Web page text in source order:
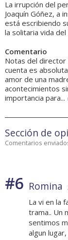
La irrupción del
Joaquín Góñez, a
está escribiendo
la solitaria vida
Comentario
Notas del director
cuenta es
amor de una
acontecimientos
importancia para...
Sección de
Comentarios
#6 Romina
La vi en la
trama.. Un
sentimos
algun